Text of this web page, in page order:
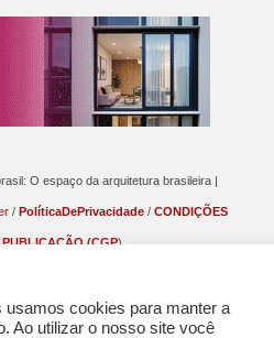
O espaço da arquitetura brasileira |
/ PolíticaDePrivacidade / CONDIÇÕES
PUBLICAÇÃO (CGP)
cookies para manter a
Ao utilizar o nosso site você